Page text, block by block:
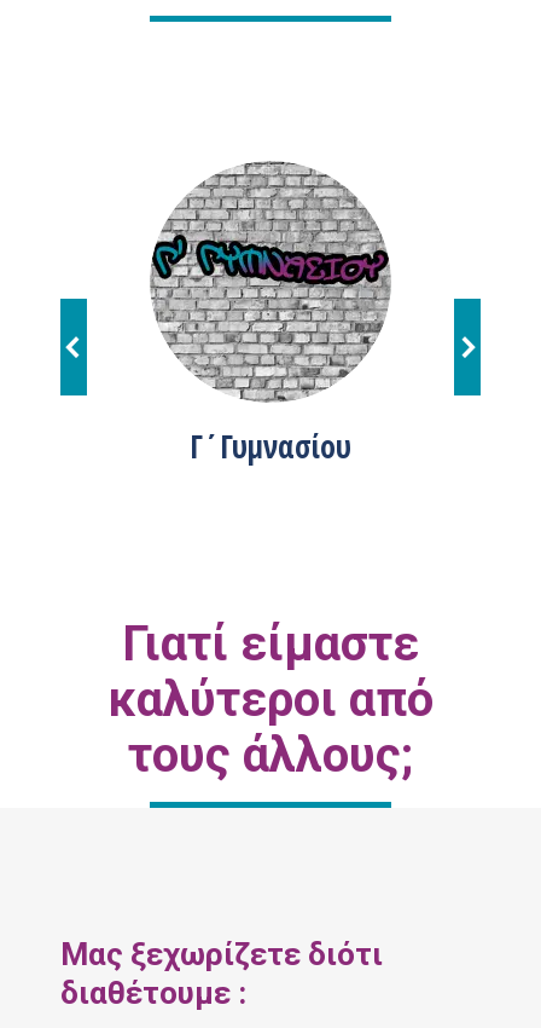
Γ΄Γυμνασίου
Γιατί είμαστε
καλύτεροι από
τους άλλους;
Μας ξεχωρίζετε διότι
διαθέτουμε :